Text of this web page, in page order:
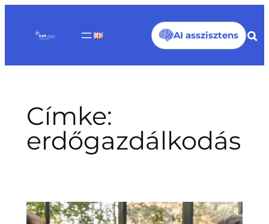
tartalomhoz
AI asszisztens
Címke:
erdőgazdálkodás